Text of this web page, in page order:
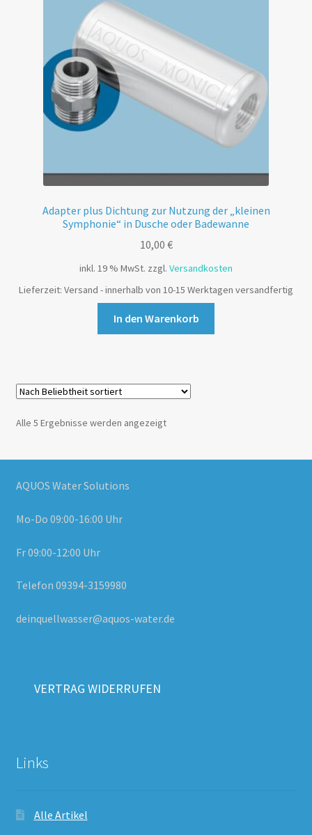
Adapter plus Dichtung zur Nutzung der „kleinen
Symphonie“ in Dusche oder Badewanne
10,00 €
inkl. 19 % MwSt. zzgl. Versandkosten
Lieferzeit: Versand - innerhalb von 10-15 Werktagen versandfertig
In den Warenkorb
Alle 5 Ergebnisse werden angezeigt
AQUOS Water Solutions
Mo-Do 09:00-16:00 Uhr
Fr 09:00-12:00 Uhr
Telefon 09394-3159980
deinquellwasser@aquos-water.de
VERTRAG WIDERRUFEN
Links
Alle Artikel